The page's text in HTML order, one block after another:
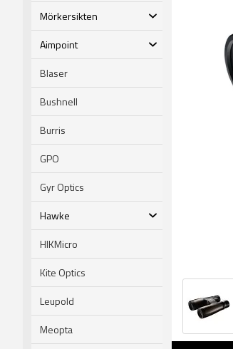
Mörkersikten
Aimpoint
Blaser
Bushnell
Burris
GPO
Gyr Optics
Hawke
HIKMicro
Kite Optics
Leupold
Meopta